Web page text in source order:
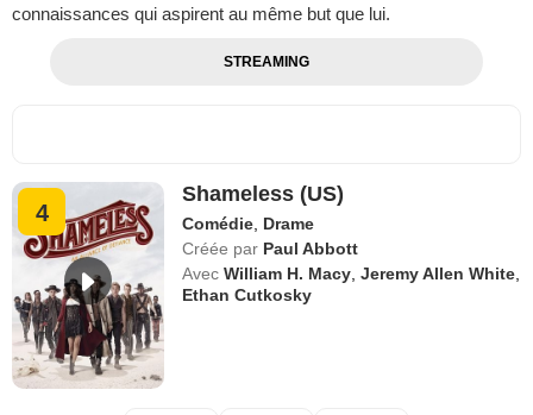
connaissances qui aspirent au même but que lui.
STREAMING
4
Shameless (US)
Comédie Drame
Créée par Paul Abbott
Avec William H. Macy ,Jeremy Allen White
Ethan Cutkosky